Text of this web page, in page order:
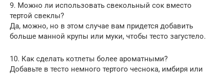
9. Можно ли использовать свекольный сок вместо
тертой свеклы?
Да, можно, но в этом случае вам придется добавить
больше манной крупы или муки, чтобы тесто загустело.
10. Как сделать котлеты более ароматными?
Добавьте в тесто немного тертого чеснока, имбиря или